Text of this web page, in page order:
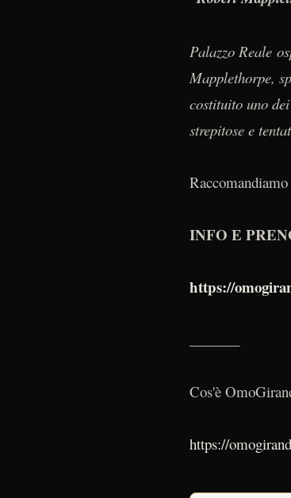
Palazzo Reale
Mapplethorpe,
costituito uno
strepitose e
INFO E
https://
Cos'è
https://